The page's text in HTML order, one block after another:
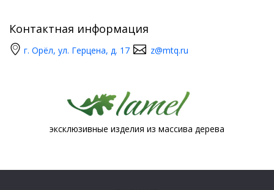
Контактная информация
г. Орёл, ул. Герцена, д. 17 z@mtq.ru
эксклюзивные изделия из массива дерева